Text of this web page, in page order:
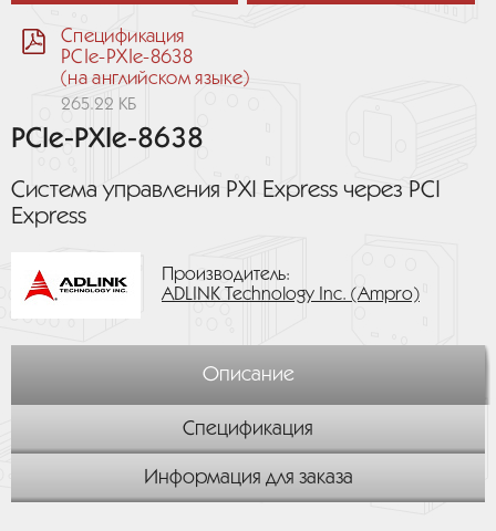
Спецификация
PCIe-PXIe-8638
(на английском языке)
265.22 КБ
PCIe-PXIe-8638
Система управления PXI Express через PCI
Express
Производитель:
ADLINK Technology Inc. (Ampro)
Описание
Спецификация
Информация для заказа